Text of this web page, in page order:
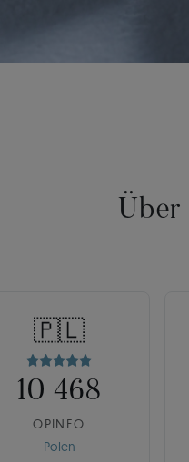
Über
🇵🇱
10 468
OPINEO
Polen